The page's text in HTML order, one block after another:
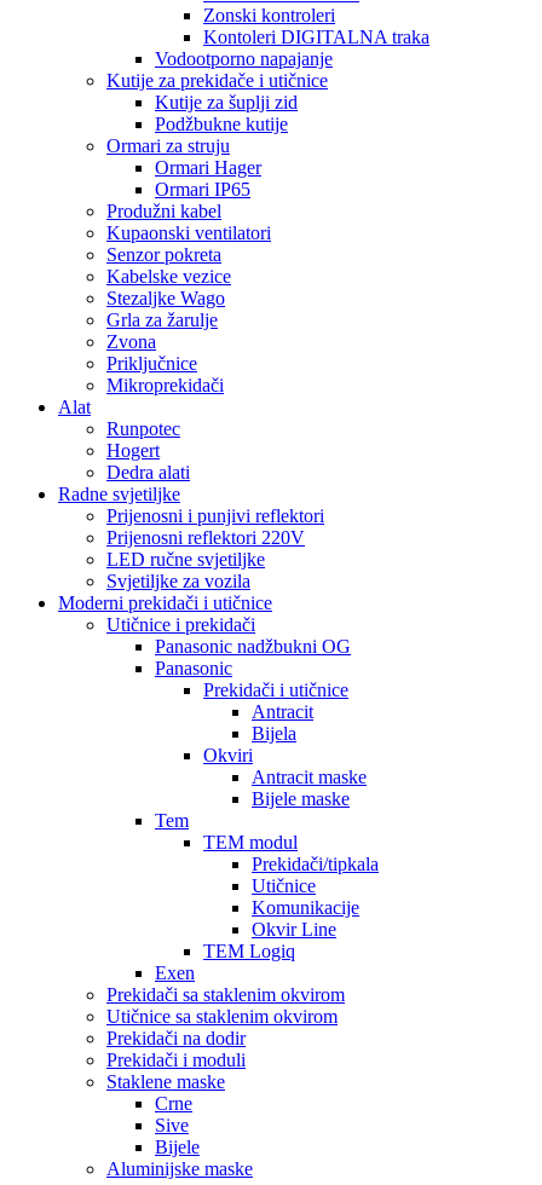
Zonski kontroleri
Kontoleri DIGITALNA traka
Vodootporno napajanje
Kutije za prekidače i utičnice
Kutije za šuplji zid
Podžbukne kutije
Ormari za struju
Ormari Hager
Ormari IP65
Produžni kabel
Kupaonski ventilatori
Senzor pokreta
Kabelske vezice
Stezaljke Wago
Grla za žarulje
Zvona
Priključnice
Mikroprekidači
Alat
Runpotec
Hogert
Dedra alati
Radne svjetiljke
Prijenosni i punjivi reflektori
Prijenosni reflektori 220V
LED ručne svjetiljke
Svjetiljke za vozila
Moderni prekidači i utičnice
Utičnice i prekidači
Panasonic nadžbukni OG
Panasonic
Prekidači i utičnice
Antracit
Bijela
Okviri
Antracit maske
Bijele maske
Tem
TEM modul
Prekidači/tipkala
Utičnice
Komunikacije
Okvir Line
TEM Logiq
Exen
Prekidači sa staklenim okvirom
Utičnice sa staklenim okvirom
Prekidači na dodir
Prekidači i moduli
Staklene maske
Crne
Sive
Bijele
Aluminijske maske